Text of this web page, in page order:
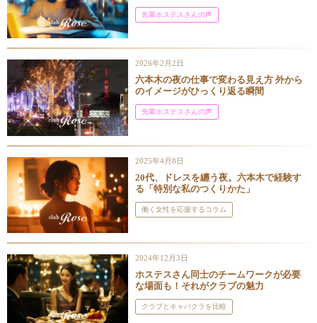
先輩ホステスさんの声
2026年2月2日
六本木の夜の仕事で変わる見え方 外から
のイメージがひっくり返る瞬間
先輩ホステスさんの声
2025年4月8日
20代、ドレスを纏う夜。六本木で経験す
る「特別な私のつくりかた」
働く女性を応援するコラム
2024年12月3日
ホステスさん同士のチームワークが必要
な場面も！それがクラブの魅力
クラブとキャバクラを比較